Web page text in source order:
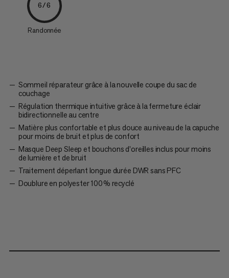
6/6
Randonnée
Sommeil réparateur grâce à la nouvelle coupe du sac de
couchage
Régulation thermique intuitive grâce à la fermeture éclair
bidirectionnelle au centre
Matière plus confortable et plus douce au niveau de la capuche
pour moins de bruit et plus de confort
Masque Deep Sleep et bouchons d’oreilles inclus pour moins
de lumière et de bruit
Traitement déperlant longue durée DWR sans PFC
Doublure en polyester 100 % recyclé